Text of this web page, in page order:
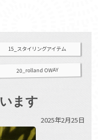
15_スタイリングアイテム
20_rolland OWAY
ます
2025年2月25日